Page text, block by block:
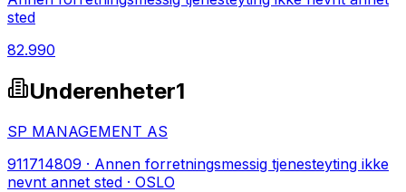
sted
82.990
Underenheter1
SP MANAGEMENT AS
911714809 · Annen forretningsmessig tjenesteyting ikke
nevnt annet sted · OSLO